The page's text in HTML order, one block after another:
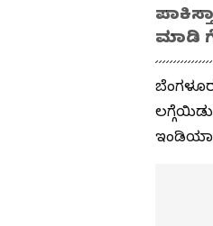
ಮಾಡಿ
ಇಂಡಿಯಾ